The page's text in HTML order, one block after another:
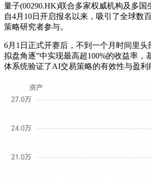
量子(00290.HK)联合多家权威机构及多国
自4月10日开启报名以来，吸引了全球数
策略研究者参与。
6月1日正式开赛后，不到一个月时间里头
拟盘角逐”中实现最高超100%的收益率，
体系统验证了AI交易策略的有效性与盈利